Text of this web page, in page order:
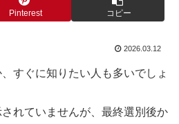
Pinterest コピー
2026.03.12
すぐに知りたい人も多いでしょ
れていませんが、最終選別後か